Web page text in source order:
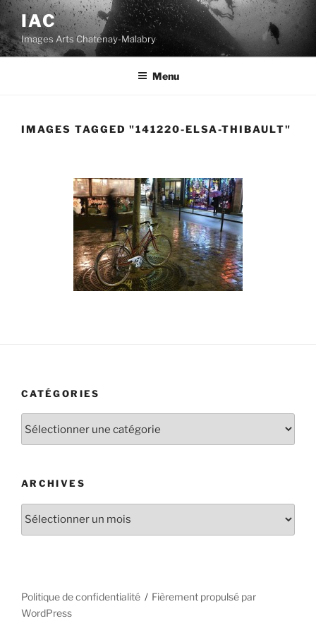
Aller
au
contenu
principal
IAC
Images Arts Chatenay-Malabry
Menu
IMAGES TAGGED "141220-ELSA-THIBAULT"
CATÉGORIES
ARCHIVES
Politique de confidentialité
Fièrement propulsé par
WordPress